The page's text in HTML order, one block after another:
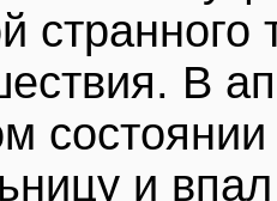
странного
В
и